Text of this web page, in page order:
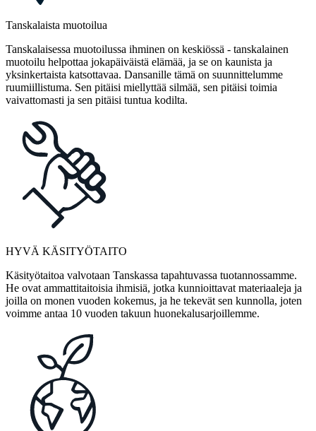
Tanskalaista muotoilua
Tanskalaisessa muotoilussa ihminen on keskiössä - tanskalainen
muotoilu helpottaa jokapäiväistä elämää, ja se on kaunista ja
yksinkertaista katsottavaa. Dansanille tämä on suunnittelumme
ruumiillistuma. Sen pitäisi miellyttää silmää, sen pitäisi toimia
vaivattomasti ja sen pitäisi tuntua kodilta.
HYVÄ KÄSITYÖTAITO
Käsityötaitoa valvotaan Tanskassa tapahtuvassa tuotannossamme.
He ovat ammattitaitoisia ihmisiä, jotka kunnioittavat materiaaleja ja
joilla on monen vuoden kokemus, ja he tekevät sen kunnolla, joten
voimme antaa 10 vuoden takuun huonekalusarjoillemme.